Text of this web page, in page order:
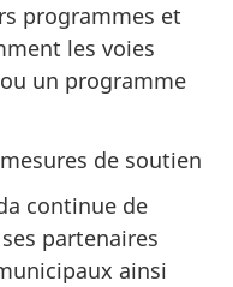
programmes et
les voies
un programme
de soutien
continue de
partenaires
ainsi